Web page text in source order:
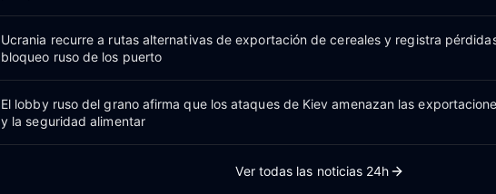
Ucrania recurre a rutas alternativas de exportación de cereales y registra
bloqueo ruso de los puerto
El lobby ruso del grano afirma que los ataques de Kiev amenazan las
y la seguridad alimentar
Ver todas las noticias 24h